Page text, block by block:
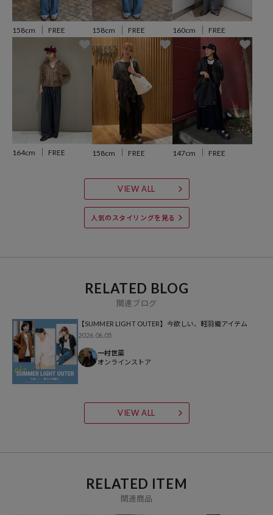
おすすめコーディネート
タンクトップやキャミソールの上にさらっと羽織るだけで、夏らしい
抜け感のあるスタイリングに。デニムやワイドパンツを合わせれば、
FREAK'S STOREらしいカジュアルな着こなしが完成します。
ショート丈なのでボリュームのあるボトムともバランスが取りやす
く、スカート合わせで軽やかにまとめるのもおすすめです。
※こちらの商品は、弊社管理上のカラーを表記しております為、タグ
のカラー表記と異なる記載となっております。
【サイト表記：タグ表記】
レモンイエロー：イエロー
※掲載画像の商品の色味は、屋外や屋内の光の照射や角度により実物
と色味が異なる場合がざいます。また表示のサイズ感と実物は若干異
ンタグを必ずご確認下さい。
ブランド説明
【FRUIT OF THE LOOM / フルーツオブザルーム】
160年以上の歴史を持つ世界有数のベーシックアパレル/アンダーウェ
アンダーウェア、プリント用Ｔシャツ市場ではTOPブランドとしての
地位を確立しています。古くからアメリカ人のライフスタイルに溶け
り、国内でもプリントＴシャツのボディやアンダーウェアのブランド
もアメリカを感じる商品を幅広く展開し続けています。
158cm FREE 158cm FREE 160cm FREE
164cm FREE 158cm FREE 147cm FREE
VIEW ALL
人気のスタイリングを見る
RELATED BLOG
関連ブログ
【SUMMER LIGHT OUTER】今欲しい、軽羽織アイテム
2026.06.05
一村世菜
オンラインストア
VIEW ALL
RELATED ITEM
関連商品